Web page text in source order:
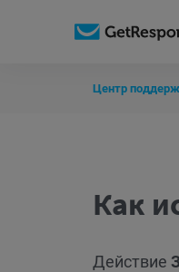
Центр
Как
Действие